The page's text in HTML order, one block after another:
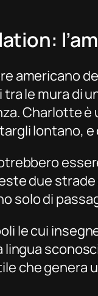
:
americano
le mura di
Charlotte è
lontano,
due
solo di
le cui
che genera